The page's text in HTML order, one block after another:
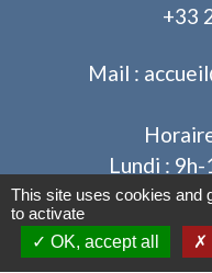
+33
Mail :
Lundi :
Mardi : 9h-12h30
Mercredi :
Jeudi : 9h-12h30
This site uses cookies and
to activate
OK, accept all